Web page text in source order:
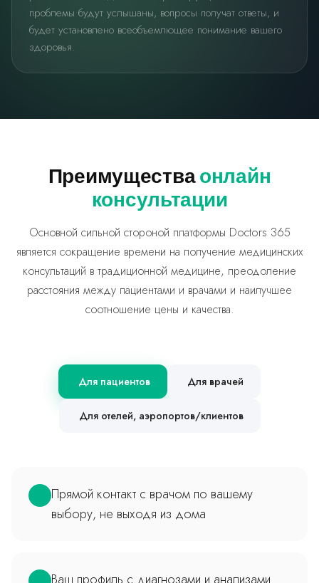
проблемы будут услышаны, вопросы получат ответы, и
будет установлено всеобъемлющее понимание вашего
здоровья.
Преимуществаонлайн
консультации
Основной сильной стороной платформы Doctors 365
является сокращение времени на получение медицинских
консультаций в традиционной медицине, преодоление
расстояния между пациентами и врачами и наилучшее
соотношение цены и качества.
Для пациентов Для врачей
Для отелей, аэропортов/клиентов
Прямой контакт с врачом по вашему
выбору, не выходя из дома